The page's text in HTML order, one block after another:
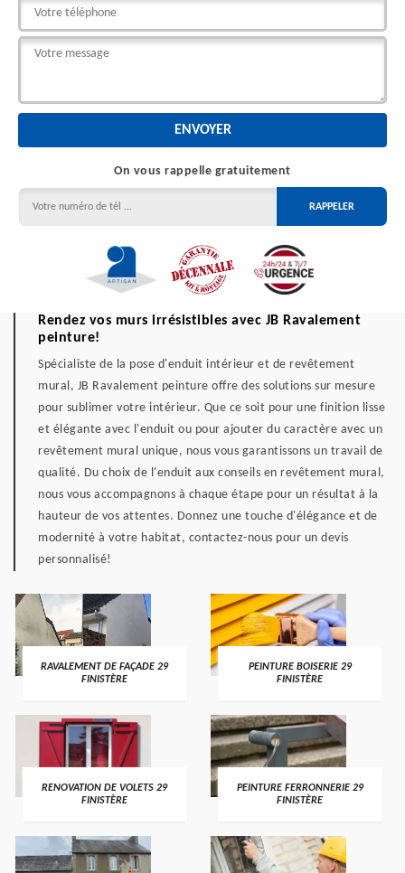
On vous rappelle gratuitement
Rendez vos murs irrésistibles avec JB Ravalement
peinture!
Spécialiste de la pose d'enduit intérieur et de revêtement
mural, JB Ravalement peinture offre des solutions sur mesure
pour sublimer votre intérieur. Que ce soit pour une finition lisse
et élégante avec l'enduit ou pour ajouter du caractère avec un
revêtement mural unique, nous vous garantissons un travail de
qualité. Du choix de l'enduit aux conseils en revêtement mural,
nous vous accompagnons à chaque étape pour un résultat à la
hauteur de vos attentes. Donnez une touche d'élégance et de
modernité à votre habitat, contactez-nous pour un devis
personnalisé!
RAVALEMENT DE FAÇADE 29
FINISTÈRE
PEINTURE BOISERIE 29
FINISTÈRE
RENOVATION DE VOLETS 29
FINISTÈRE
PEINTURE FERRONNERIE 29
FINISTÈRE